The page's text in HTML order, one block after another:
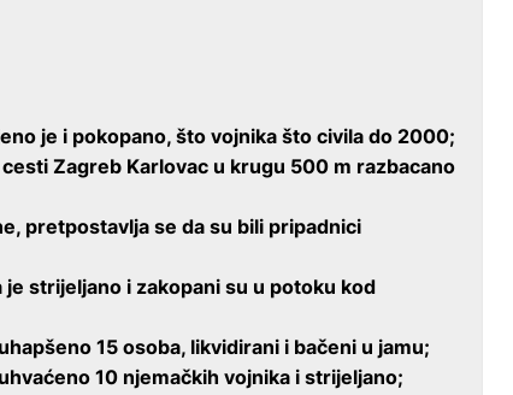
je i pokopano, što vojnika što civila do 2000;
Zagreb Karlovac u krugu 500 m razbacano
pretpostavlja se da su bili pripadnici
je strijeljano i zakopani su u potoku kod
15 osoba, likvidirani i bačeni u jamu;
10 njemačkih vojnika i strijeljano;